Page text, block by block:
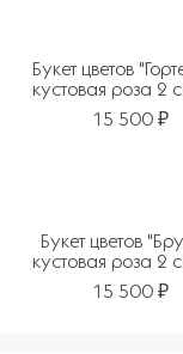
Букет цветов
кустовая роза 2
15 500 ₽
Букет цветов
кустовая роза 2
15 500 ₽